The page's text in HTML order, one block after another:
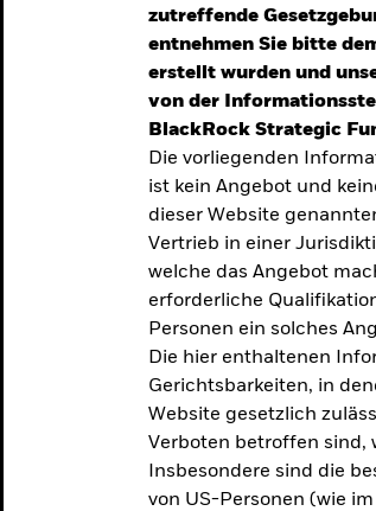
TRENDS & IDEEN
Entdecken Sie unsere
makroökonomischen
Einschätzungen und
Aktuelle Einschätzungen
zutreffende
entnehmen Sie bitte
erstellt wurden und
von der
BlackRock Strategic
Die vorliegenden
ist kein Angebot und
dieser Website
Vertrieb in einer
welche das Angebot
erforderliche
Personen ein solches
Die hier enthaltenen
Gerichtsbarkeiten, in
Website gesetzlich
Verboten betroffen sind,
Insbesondere sind die
von US-Personen (wie